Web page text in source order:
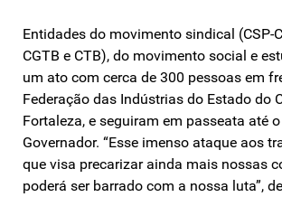
Entidades do movimento sindical (CSP-
CGTB e CTB), do movimento social e
um ato com cerca de 300 pessoas em
Federação das Indústrias do Estado do
Fortaleza, e seguiram em passeata até
Governador. “Esse imenso ataque aos
que visa precarizar ainda mais nossas
poderá ser barrado com a nossa luta”,